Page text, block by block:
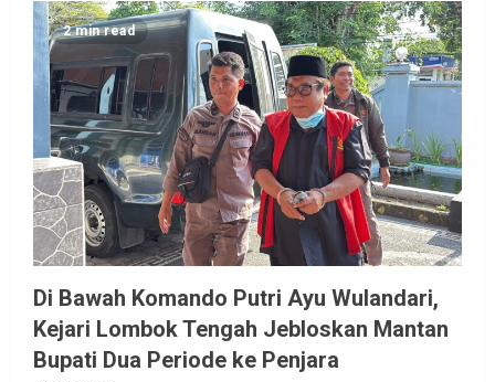
2 min read
Di Bawah Komando Putri Ayu Wulandari,
Kejari Lombok Tengah Jebloskan Mantan
Bupati Dua Periode ke Penjara